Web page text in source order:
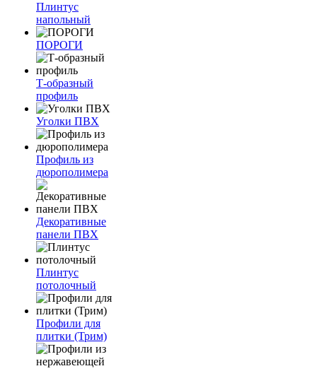
Плинтус
напольный
ПОРОГИ
Т-образный
профиль
Уголки ПВХ
Профиль из
дюрополимера
Декоративные
панели ПВХ
Плинтус
потолочный
Профили для
плитки (Трим)